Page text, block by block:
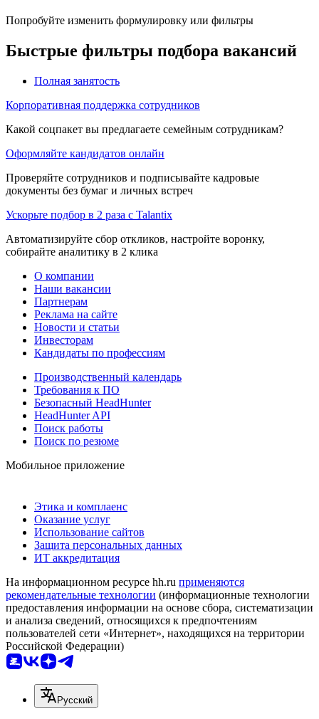
Попробуйте изменить формулировку или фильтры
Быстрые фильтры подбора вакансий
Полная занятость
Корпоративная поддержка сотрудников
Какой соцпакет вы предлагаете семейным сотрудникам?
Оформляйте кандидатов онлайн
Проверяйте сотрудников и подписывайте кадровые
документы без бумаг и личных встреч
Ускорьте подбор в 2 раза с Talantix
Автоматизируйте сбор откликов, настройте воронку,
собирайте аналитику в 2 клика
О компании
Наши вакансии
Партнерам
Реклама на сайте
Новости и статьи
Инвесторам
Кандидаты по профессиям
Производственный календарь
Требования к ПО
Безопасный HeadHunter
HeadHunter API
Поиск работы
Поиск по резюме
Мобильное приложение
Этика и комплаенс
Оказание услуг
Использование сайтов
Защита персональных данных
ИТ аккредитация
На информационном ресурсе hh.ru применяются
рекомендательные технологии (информационные технологии
предоставления информации на основе сбора, систематизации
и анализа сведений, относящихся к предпочтениям
пользователей сети «Интернет», находящихся на территории
Российской Федерации)
Русский